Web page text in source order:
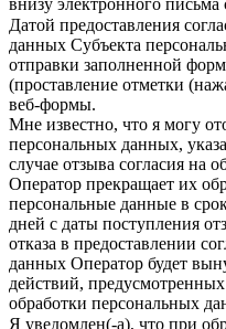
внизу электронного письма
Датой предоставления
данных Субъекта
отправки заполненной
(проставление отметки
веб-формы.
Мне известно, что я могу
персональных данных,
случае отзыва согласия на
Оператор прекращает их
персональные данные в
дней с даты поступления
отказа в предоставлении
данных Оператор будет
действий,
обработки персональных
Я уведомлен(-а), что при